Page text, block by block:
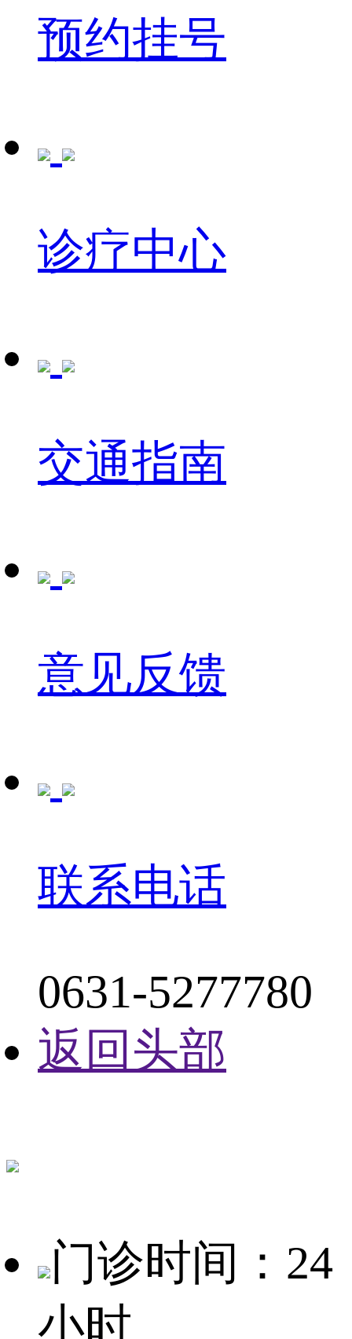
预约挂号
诊疗中心
交通指南
意见反馈
联系电话
0631-5277780
返回头部
门诊时间：24
小时